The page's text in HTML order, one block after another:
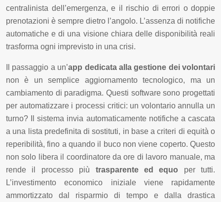
centralinista dell’emergenza, e il rischio di errori o doppie
prenotazioni è sempre dietro l’angolo. L’assenza di notifiche
automatiche e di una visione chiara delle disponibilità reali
trasforma ogni imprevisto in una crisi.
Il passaggio a un’app dedicata alla gestione dei volontari
non è un semplice aggiornamento tecnologico, ma un
cambiamento di paradigma. Questi software sono progettati
per automatizzare i processi critici: un volontario annulla un
turno? Il sistema invia automaticamente notifiche a cascata
a una lista predefinita di sostituti, in base a criteri di equità o
reperibilità, fino a quando il buco non viene coperto. Questo
non solo libera il coordinatore da ore di lavoro manuale, ma
rende il processo più trasparente ed equo per tutti.
L’investimento economico iniziale viene rapidamente
ammortizzato dal risparmio di tempo e dalla drastica